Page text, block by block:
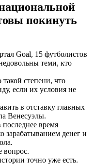
покинуть
Goаl, 15 футболистов
теми, кто
степени, что
если их условия не
в отставку главных
Венесуэлы.
время
зарабатыванием денег и
вопрос.
точно уже есть.